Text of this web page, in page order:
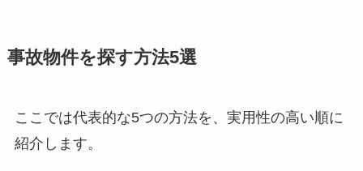
事故物件を探す方法5選
ここでは代表的な5つの方法を、実用性の高い順に
紹介します。